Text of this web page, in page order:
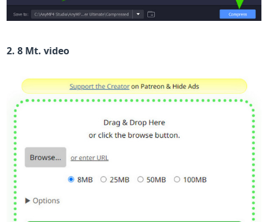
2. 8 Mt. video